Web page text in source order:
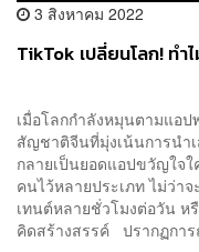
3 สิงหาคม 2022
TikTok เปลี่ยนโลก! ทำ
เมื่อโลกกำลังหมุนตามแอ
สัญชาติจีนที่มุ่งเน้นการนำ
กลายเป็นยอดแอปขวัญใจ
คนไว้หลายประเภท ไม่ว่า
เทนต์หลายชั่วโมงต่อวัน ห
คิดสร้างสรรค์ ปรากฏกา